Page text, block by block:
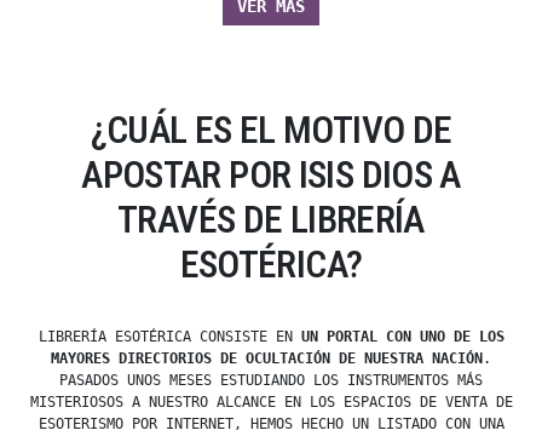
VER MÁS
¿CUÁL ES EL MOTIVO DE
APOSTAR POR ISIS DIOS A
TRAVÉS DE LIBRERÍA
ESOTÉRICA?
LIBRERÍA ESOTÉRICA CONSISTE EN UN PORTAL CON UNO DE LOS
MAYORES DIRECTORIOS DE OCULTACIÓN DE NUESTRA NACIÓN .
PASADOS UNOS MESES ESTUDIANDO LOS INSTRUMENTOS MÁS
MISTERIOSOS A NUESTRO ALCANCE EN LOS ESPACIOS DE VENTA DE
ESOTERISMO POR INTERNET, HEMOS HECHO UN LISTADO CON UNA